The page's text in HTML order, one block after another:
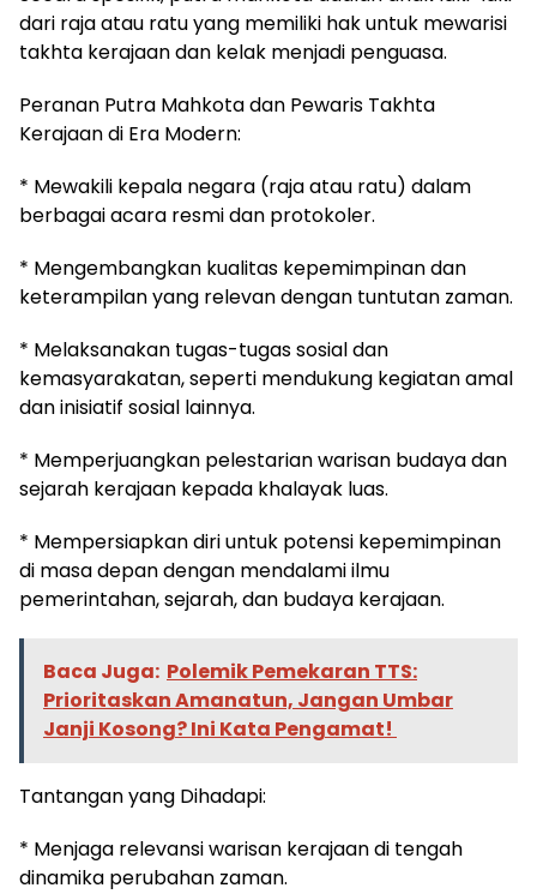
dari raja atau ratu yang memiliki hak untuk mewarisi
takhta kerajaan dan kelak menjadi penguasa.
Peranan Putra Mahkota dan Pewaris Takhta
Kerajaan di Era Modern:
* Mewakili kepala negara (raja atau ratu) dalam
berbagai acara resmi dan protokoler.
* Mengembangkan kualitas kepemimpinan dan
keterampilan yang relevan dengan tuntutan zaman.
* Melaksanakan tugas-tugas sosial dan
kemasyarakatan, seperti mendukung kegiatan amal
dan inisiatif sosial lainnya.
* Memperjuangkan pelestarian warisan budaya dan
sejarah kerajaan kepada khalayak luas.
* Mempersiapkan diri untuk potensi kepemimpinan
di masa depan dengan mendalami ilmu
pemerintahan, sejarah, dan budaya kerajaan.
Baca Juga: Polemik Pemekaran TTS:
Prioritaskan Amanatun, Jangan Umbar
Janji Kosong? Ini Kata Pengamat!
Tantangan yang Dihadapi:
* Menjaga relevansi warisan kerajaan di tengah
dinamika perubahan zaman.